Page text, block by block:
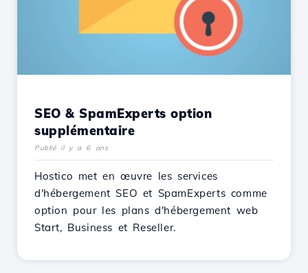
SEO & SpamExperts option
supplémentaire
Publié il y a 6 ans
Hostico met en œuvre les services
d'hébergement SEO et SpamExperts comme
option pour les plans d'hébergement web
Start, Business et Reseller.